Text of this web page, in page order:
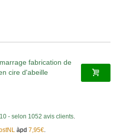
fabrication de
cire d'abeille
10 - selon 1052 avis clients.
àpd 7,95€.